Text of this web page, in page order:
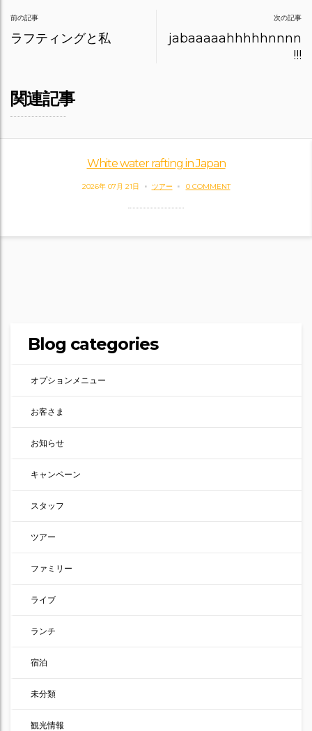
Post
navigation
前の記事
ラフティングと私
次の記事
jabaaaaahhhhhnnnn
!!!
関連記事
White water rafting in Japan
2026年 07月 21日 ツアー 0 COMMENT
Blog categories
オプションメニュー
お客さま
お知らせ
キャンペーン
スタッフ
ツアー
ファミリー
ライブ
ランチ
宿泊
未分類
観光情報